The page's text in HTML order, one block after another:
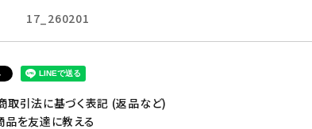
17_260201
取引法に基づく表記 (返品など)
品を友達に教える